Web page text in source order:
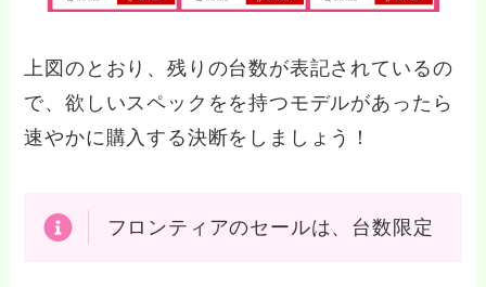
上図のとおり、残りの台数が表記されているの
で、欲しいスペックをを持つモデルがあったら
速やかに購入する決断をしましょう！
フロンティアのセールは、台数限定